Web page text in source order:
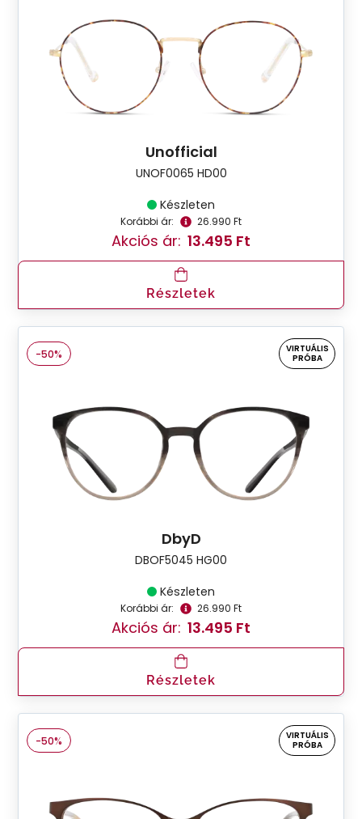
Unofficial
UNOF0065 HD00
Készleten
Korábbi ár: 26.990 Ft
Akciós ár: 13.495 Ft
Részletek
-50%
VIRTUÁLIS
PRÓBA
DbyD
DBOF5045 HG00
Készleten
Korábbi ár: 26.990 Ft
Akciós ár: 13.495 Ft
Részletek
-50%
VIRTUÁLIS
PRÓBA